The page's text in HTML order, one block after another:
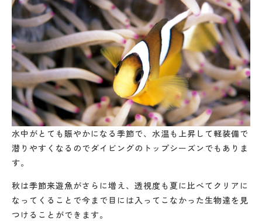
水中がとても賑やかになる季節で、水温も上昇して軽装備で
潜りやすくなるのでダイビングのトップシーズンでもありま
す。
秋は季節来遊魚がさらに増え、透視度も夏に比べてクリアに
なってくることで今まで目には入ってこなかった生物達を見
つけることができます。